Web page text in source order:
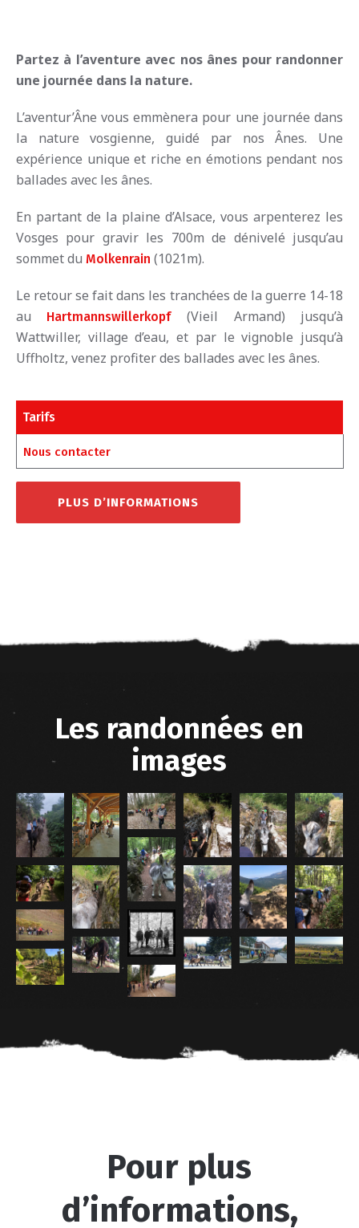
Partez à l’aventure avec nos ânes pour randonner
une journée dans la nature.
L’aventur’Âne vous emmènera pour une journée dans
la nature vosgienne, guidé par nos Ânes. Une
expérience unique et riche en émotions pendant nos
ballades avec les ânes.
En partant de la plaine d’Alsace, vous arpenterez les
Vosges pour gravir les 700m de dénivelé jusqu’au
sommet du Molkenrain (1021m).
Le retour se fait dans les tranchées de la guerre 14-18
au
Hartmannswillerkopf(Vieil Armand) jusqu’à
Wattwiller, village d’eau, et par le vignoble jusqu’à
Uffholtz, venez profiter des ballades avec les ânes.
Tarifs
Nous contacter
PLUS D’INFORMATIONS
Les randonnées en
images
Pour plus
d’informations,